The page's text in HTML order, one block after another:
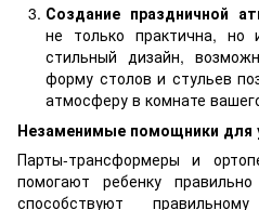
Создание праздничной
не только практична, но
стильный дизайн,
форму столов и стульев
атмосферу в комнате
Незаменимые помощники для
Парты-трансформеры и
помогают ребенку
способствуют